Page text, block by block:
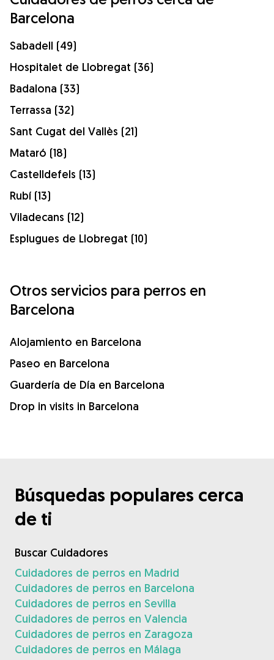
Barcelona
Sabadell (49)
Hospitalet de Llobregat (36)
Badalona (33)
Terrassa (32)
Sant Cugat del Vallès (21)
Mataró (18)
Castelldefels (13)
Rubí (13)
Viladecans (12)
Esplugues de Llobregat (10)
Otros servicios para perros en
Barcelona
Alojamiento en Barcelona
Paseo en Barcelona
Guardería de Día en Barcelona
Drop in visits in Barcelona
Búsquedas populares cerca
de ti
Buscar Cuidadores
Cuidadores de perros en Madrid
Cuidadores de perros en Barcelona
Cuidadores de perros en Sevilla
Cuidadores de perros en Valencia
Cuidadores de perros en Zaragoza
Cuidadores de perros en Málaga